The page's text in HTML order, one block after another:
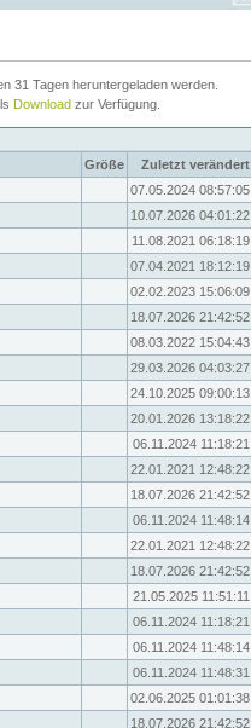
31 Tagen heruntergeladen werden.
Download zur Verfügung.
Größe
Zuletzt verändert
07.05.2024 08:57:05
10.07.2026 04:01:22
11.08.2021 06:18:19
07.04.2021 18:12:19
02.02.2023 15:06:09
18.07.2026 21:42:52
08.03.2022 15:04:43
29.03.2026 04:03:27
24.10.2025 09:00:13
20.01.2026 13:18:22
06.11.2024 11:18:21
22.01.2021 12:48:22
18.07.2026 21:42:52
06.11.2024 11:48:14
22.01.2021 12:48:22
18.07.2026 21:42:52
21.05.2025 11:51:11
06.11.2024 11:18:21
06.11.2024 11:48:14
06.11.2024 11:48:31
02.06.2025 01:01:38
18.07.2026 21:42:52